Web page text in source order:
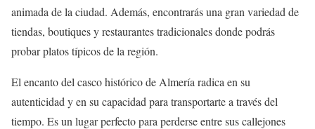
animada de la ciudad. Además, encontrarás una gran variedad de
tiendas, boutiques y restaurantes tradicionales donde podrás
probar platos típicos de la región.
El encanto del casco histórico de Almería radica en su
autenticidad y en su capacidad para transportarte a través del
tiempo. Es un lugar perfecto para perderse entre sus callejones